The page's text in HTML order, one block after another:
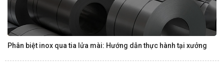
Phân biệt inox qua tia lửa mài: Hướng dẫn thực hành tại xưởng